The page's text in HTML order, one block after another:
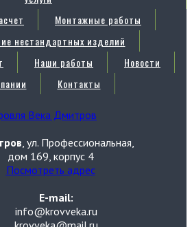
Монтажные работы
нестандартных изделий
Наши работы
Новости
Контакты
, ул. Профессиональная,
дом 169, корпус 4
Посмотреть адрес
E-mail:
info@krovveka.ru